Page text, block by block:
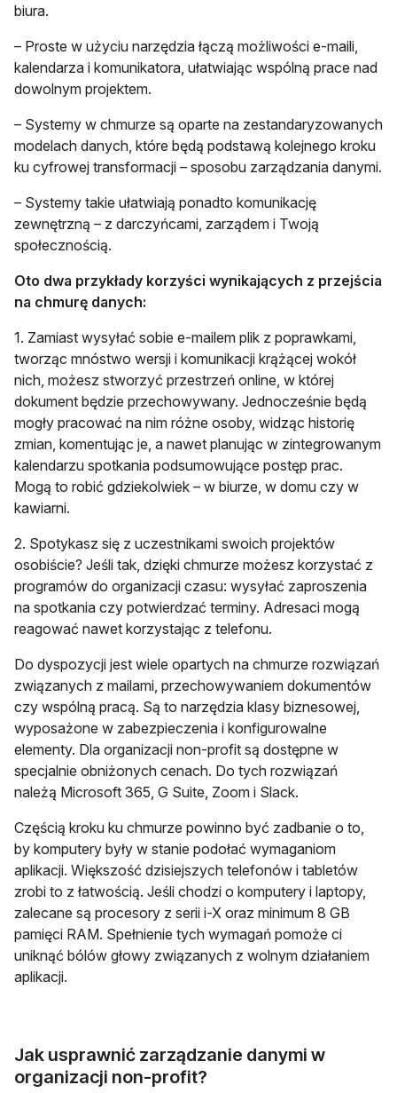
biura.
– Proste w użyciu narzędzia łączą możliwości e-maili,
kalendarza i komunikatora, ułatwiając wspólną prace nad
dowolnym projektem.
– Systemy w chmurze są oparte na zestandaryzowanych
modelach danych, które będą podstawą kolejnego kroku
ku cyfrowej transformacji – sposobu zarządzania danymi.
– Systemy takie ułatwiają ponadto komunikację
zewnętrzną – z darczyńcami, zarządem i Twoją
społecznością.
Oto dwa przykłady korzyści wynikających z przejścia
na chmurę danych:
1. Zamiast wysyłać sobie e-mailem plik z poprawkami,
tworząc mnóstwo wersji i komunikacji krążącej wokół
nich, możesz stworzyć przestrzeń online, w której
dokument będzie przechowywany. Jednocześnie będą
mogły pracować na nim różne osoby, widząc historię
zmian, komentując je, a nawet planując w zintegrowanym
kalendarzu spotkania podsumowujące postęp prac.
Mogą to robić gdziekolwiek – w biurze, w domu czy w
kawiarni.
2. Spotykasz się z uczestnikami swoich projektów
osobiście? Jeśli tak, dzięki chmurze możesz korzystać z
programów do organizacji czasu: wysyłać zaproszenia
na spotkania czy potwierdzać terminy. Adresaci mogą
reagować nawet korzystając z telefonu.
Do dyspozycji jest wiele opartych na chmurze rozwiązań
związanych z mailami, przechowywaniem dokumentów
czy wspólną pracą. Są to narzędzia klasy biznesowej,
wyposażone w zabezpieczenia i konfigurowalne
elementy. Dla organizacji non-profit są dostępne w
specjalnie obniżonych cenach. Do tych rozwiązań
należą Microsoft 365, G Suite, Zoom i Slack.
Częścią kroku ku chmurze powinno być zadbanie o to,
by komputery były w stanie podołać wymaganiom
aplikacji. Większość dzisiejszych telefonów i tabletów
zrobi to z łatwością. Jeśli chodzi o komputery i laptopy,
zalecane są procesory z serii i-X oraz minimum 8 GB
pamięci RAM. Spełnienie tych wymagań pomoże ci
uniknąć bólów głowy związanych z wolnym działaniem
aplikacji.
Jak usprawnić zarządzanie danymi w
organizacji non-profit?